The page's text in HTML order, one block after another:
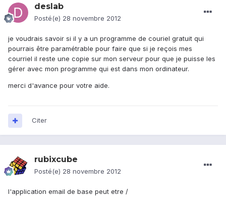
deslab
Posté(e) 28 novembre 2012
je voudrais savoir si il y a un programme de couriel gratuit qui
pourrais être paramétrable pour faire que si je reçois mes
courriel il reste une copie sur mon serveur pour que je puisse les
gérer avec mon programme qui est dans mon ordinateur.
merci d'avance pour votre aide.
Citer
rubixcube
Posté(e) 28 novembre 2012
l'application email de base peut etre /